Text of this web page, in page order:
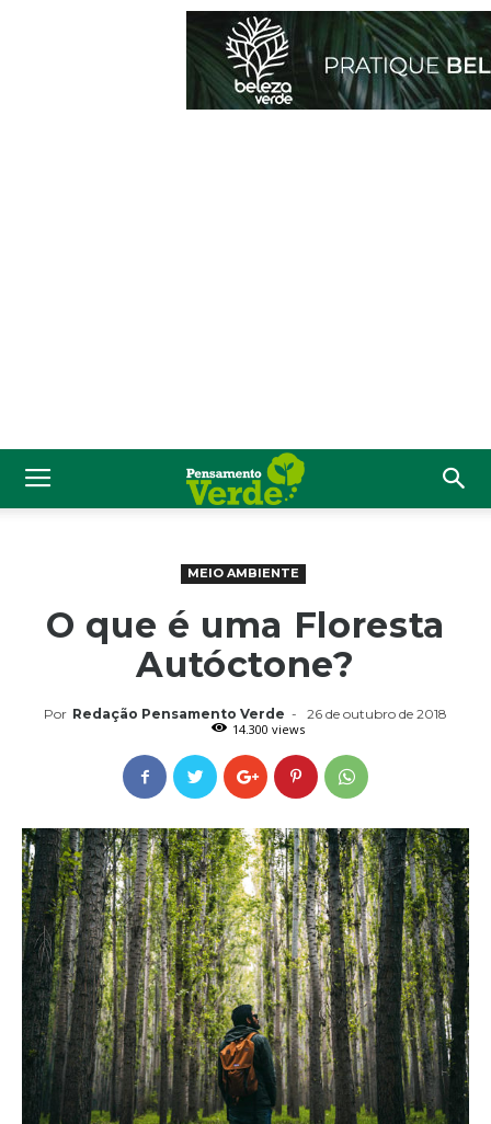
MEIO AMBIENTE
O que é uma Floresta
Autóctone?
Por Redação Pensamento Verde -
26 de outubro de 2018
14.300 views